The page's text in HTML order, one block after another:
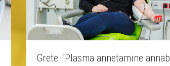
Grete: “Plasma annetamine annab